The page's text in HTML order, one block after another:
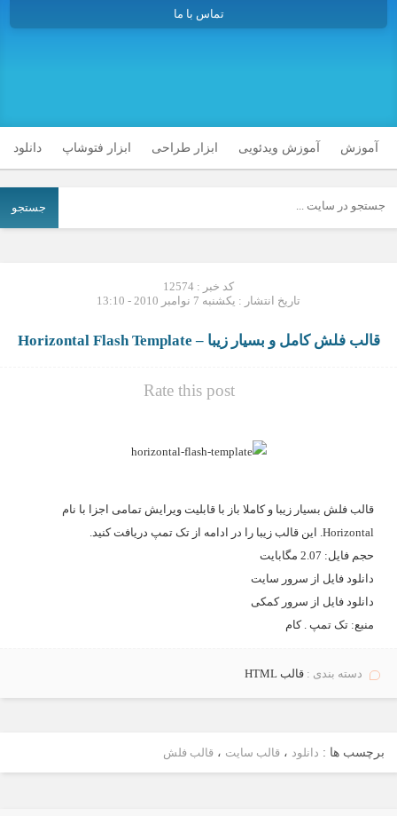
تماس با ما
آموزش آموزش ویدئویی ابزار طراحی ابزار فتوشاپ دانلود
جستجو
کد خبر : 12574
تاریخ انتشار : یکشنبه 7 نوامبر 2010 - 13:10
قالب فلش کامل و بسیار زیبا – Horizontal Flash Template
Rate this post
قالب فلش بسیار زیبا و کاملا باز با قابلیت ویرایش تمامی اجزا با نام
Horizontal. این قالب زیبا را در ادامه از
تک تمپ دریافت کنید.
حجم فايل: 2.07 مگابايت
دانلود فايل از سرور سايت
دانلود فایل از سرور کمکی
منبع: تک تمپ . کام
دسته بندی :قالب HTML
برچسب ها : دانلود ، قالب سایت ، قالب فلش